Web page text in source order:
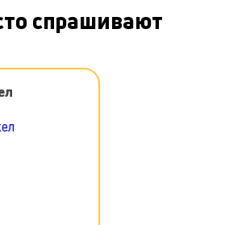
спрашивают